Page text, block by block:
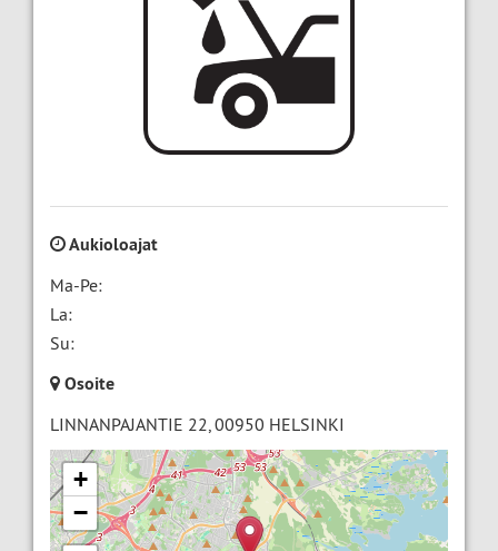
Aukioloajat
Ma-Pe:
La:
Su:
Osoite
LINNANPAJANTIE 22,00950 HELSINKI
+
−